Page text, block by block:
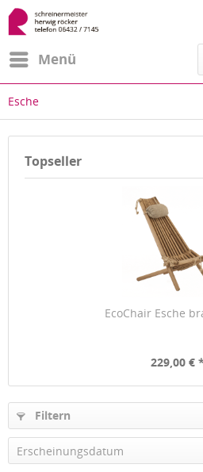
Menü
Esche
Topseller
EcoChair Esche
229,00 € *
Filtern
Erscheinungsdatum